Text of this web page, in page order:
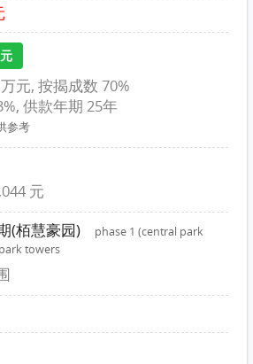
元, 按揭成数 70%
供款年期 25年
参考
元
(栢慧豪园)
phase 1 (central park
towers